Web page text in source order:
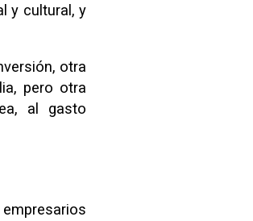
y cultural, y
otra
pero otra
al gasto